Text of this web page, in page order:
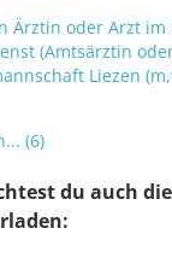
Ärztin oder Arzt im
(Amtsärztin
Liezen
(6)
du auch